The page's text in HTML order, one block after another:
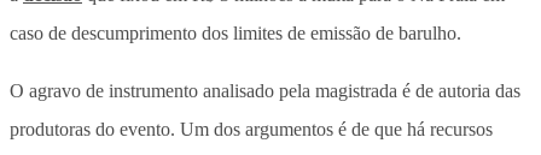
caso de descumprimento dos limites de emissão de barulho.
O agravo de instrumento analisado pela magistrada é de autoria das
produtoras do evento. Um dos argumentos é de que há recursos